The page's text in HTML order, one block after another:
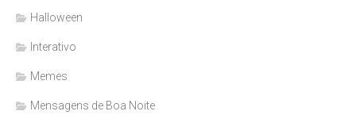
Halloween
Interativo
Memes
Mensagens de Boa Noite